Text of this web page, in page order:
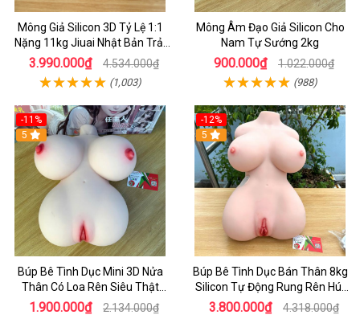
Mông Giả Silicon 3D Tỷ Lệ 1:1
Nặng 11kg Jiuai Nhật Bản Trải
Nghiệm Siêu Thực
3.990.000₫ 4.534.000₫
(1,003)
Mông Âm Đạo Giả Silicon Cho
Nam Tự Sướng 2kg
900.000₫ 1.022.000₫
(988)
-11%
5
Búp Bê Tình Dục Mini 3D Nửa
Thân Có Loa Rên Siêu Thật
Chính Hãng
1.900.000₫ 2.134.000₫
-12%
5
Búp Bê Tình Dục Bán Thân 8kg
Silicon Tự Động Rung Rên Hút
Nhiệt
3.800.000₫ 4.318.000₫